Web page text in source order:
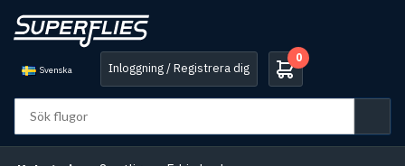
Svenska Inloggning / Registrera dig
0